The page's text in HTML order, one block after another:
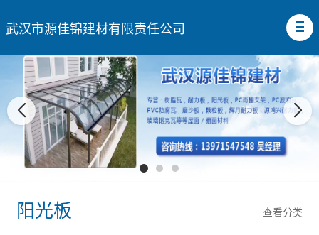
武汉市源佳锦建材有限责任公司
查看分类
阳光板